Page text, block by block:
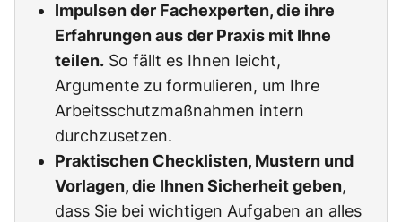
Impulsen der Fachexperten, die ihre
Erfahrungen aus der Praxis mit Ihne
teilen. So fällt es Ihnen leicht,
Argumente zu formulieren, um Ihre
Arbeitsschutzmaßnahmen intern
durchzusetzen.
Praktischen Checklisten, Mustern und
Vorlagen, die Ihnen Sicherheit geben,
dass Sie bei wichtigen Aufgaben an alles